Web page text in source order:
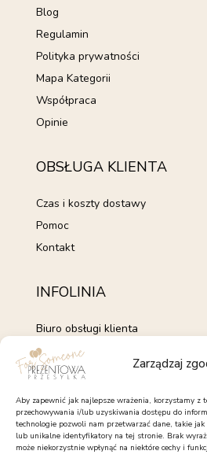
Zarządzaj
Aby zapewnić jak najlepsze wrażenia, korzystamy z
przechowywania i/lub uzyskiwania dostępu do
technologie pozwoli nam przetwarzać dane, takie jak
lub unikalne identyfikatory na tej stronie. Brak
może niekorzystnie wpłynąć na niektóre cechy i
Blog
Regulamin
Polityka prywatności
Mapa Kategorii
Współpraca
Opinie
OBSŁUGA KLIENTA
Czas i koszty dostawy
Pomoc
Kontakt
INFOLINIA
Biuro obsługi klienta
+48 735 843 843
pon. - pt. 7:00 - 15:00
kontakt@forsomeone.pl